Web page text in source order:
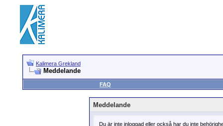
Kalimera Grekland
Meddelande
FAQ
Meddelande
Du är inte inloggad eller också har du inte